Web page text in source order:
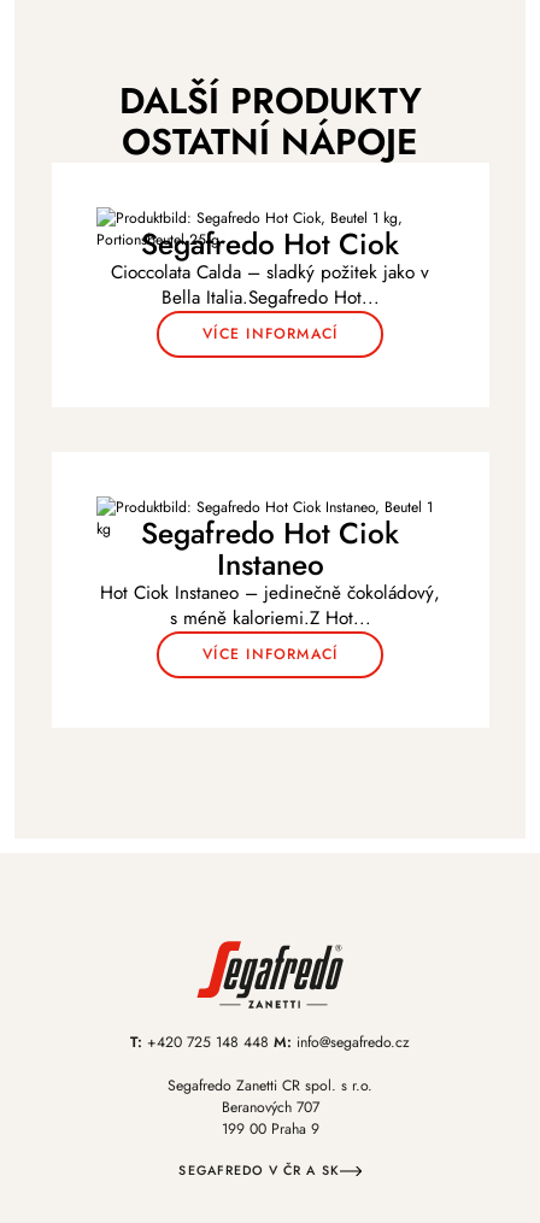
DALŠÍ PRODUKTY
OSTATNÍ NÁPOJE
Segafredo Hot Ciok
Cioccolata Calda – sladký požitek jako v
Bella Italia.Segafredo Hot...
VÍCE INFORMACÍ
Segafredo Hot Ciok
Instaneo
Hot Ciok Instaneo – jedinečně čokoládový,
s méně kaloriemi.Z Hot...
VÍCE INFORMACÍ
T: +420 725 148 448 M: info@segafredo.cz
Segafredo Zanetti CR spol. s r.o.
Beranových 707
199 00 Praha 9
SEGAFREDO V ČR A SK